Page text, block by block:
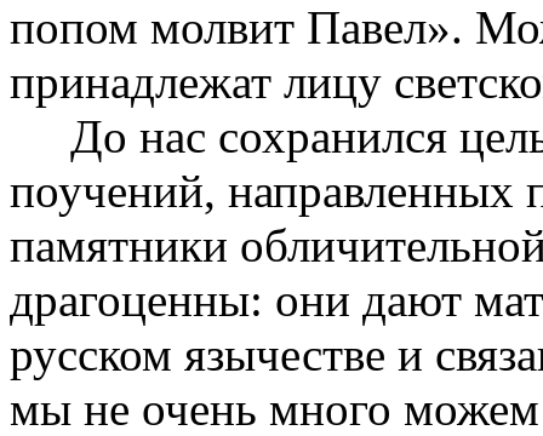
попом молвит Павел».
принадлежат лицу
До нас сохранился
поучений, направленных
памятники
драгоценны: они дают
русском язычестве и
мы не очень много можем